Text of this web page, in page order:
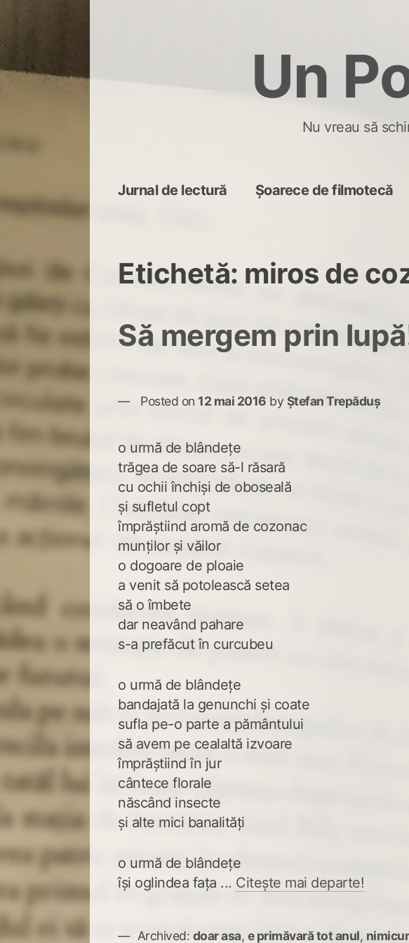
Un
Nu vreau să
Jurnal de lectură Șoarece de filmotecă
Etichetă: miros de
Să mergem prin
Posted on 12 mai 2016 by Ștefan Trepăduș
o urmă de blândețe
trăgea de soare să-l răsară
cu ochii închiși de oboseală
și sufletul copt
împrăștiind aromă de cozonac
munților și văilor
o dogoare de ploaie
a venit să potolească setea
să o îmbete
dar neavând pahare
s-a prefăcut în curcubeu
o urmă de blândețe
bandajată la genunchi și coate
sufla pe-o parte a pământului
să avem pe cealaltă izvoare
împrăștiind în jur
cântece florale
născând insecte
și alte mici banalități
o urmă de blândețe
își oglindea fața ... Citește mai departe!
Archived: doar asa, e primăvară tot anul,